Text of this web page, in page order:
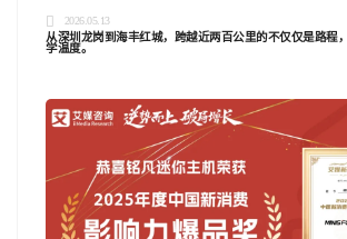
2026.05.13
从深圳龙岗到海丰红城，跨越近两百公里的不仅仅是路程
学温度。